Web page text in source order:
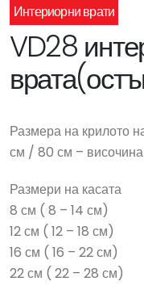
Интериорни врати
VD28
Размера на крилото
см / 80 см –
Размери на касата
8 см ( 8 – 14 см)
12 см ( 12 – 18 см)
16 см ( 16 – 22 см)
22 см ( 22 – 28 см)